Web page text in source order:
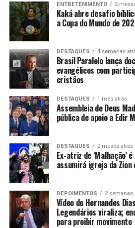
ENTRETENIMENTO 2
Kaká abre desafio
a Copa do Mundo de
DESTAQUES 4 semanas
Brasil Paralelo lança
evangélicos com
cristãos
DESTAQUES 1 mês atrás
Assembleia de Deus
pública de apoio a Edir
DESTAQUES 2 meses atrás
Ex-atriz de ‘Malhação’
assumirá igreja da
DEPOIMENTOS 2 semanas
Vídeo de Hernandes
Legendários viraliza;
para proibir movimento